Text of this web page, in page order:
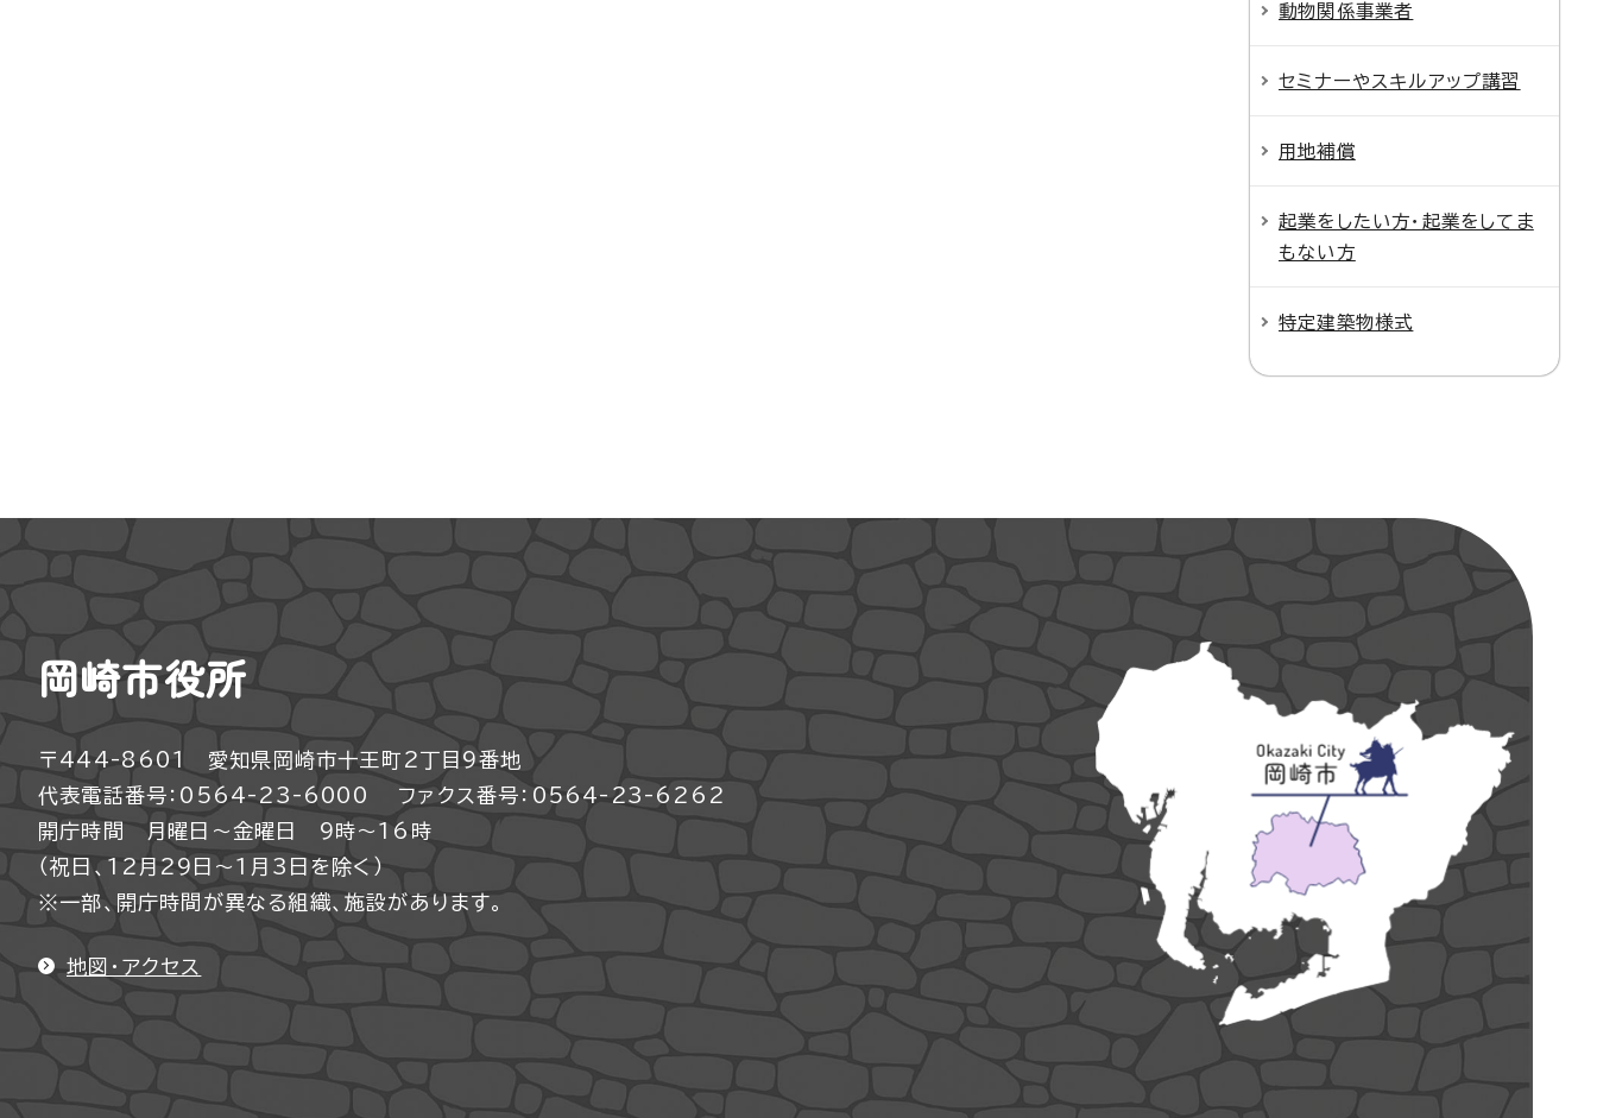
動物関係事業者
セミナーやスキルアップ講習
用地補償
起業をしたい方・起業をしてま
もない方
特定建築物様式
岡崎市役所
〒444-8601 愛知県岡崎市十王町2丁目9番地
代表電話番号：0564-23-6000
ファクス番号：0564-23-6262
開庁時間 月曜日～金曜日 9時～16時
（祝日、12月29日～1月3日を除く）
※一部、開庁時間が異なる組織、施設があります。
地図・アクセス